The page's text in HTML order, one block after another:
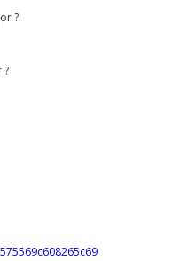
?
?